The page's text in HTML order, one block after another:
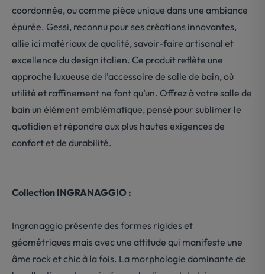
coordonnée, ou comme pièce unique dans une ambiance
épurée. Gessi, reconnu pour ses créations innovantes,
allie ici matériaux de qualité, savoir-faire artisanal et
excellence du design italien. Ce produit reflète une
approche luxueuse de l’accessoire de salle de bain, où
utilité et raffinement ne font qu’un. Offrez à votre salle de
bain un élément emblématique, pensé pour sublimer le
quotidien et répondre aux plus hautes exigences de
confort et de durabilité.
Collection INGRANAGGIO :
Ingranaggio présente des formes rigides et
géométriques mais avec une attitude qui manifeste une
âme rock et chic à la fois. La morphologie dominante de